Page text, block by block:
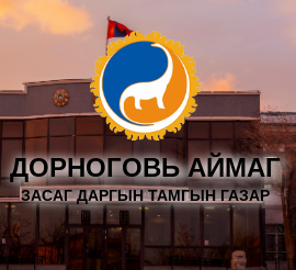
ДОРНОГОВЬ АЙМАГ
ЗАСАГ ДАРГЫН ТАМГЫН ГАЗАР